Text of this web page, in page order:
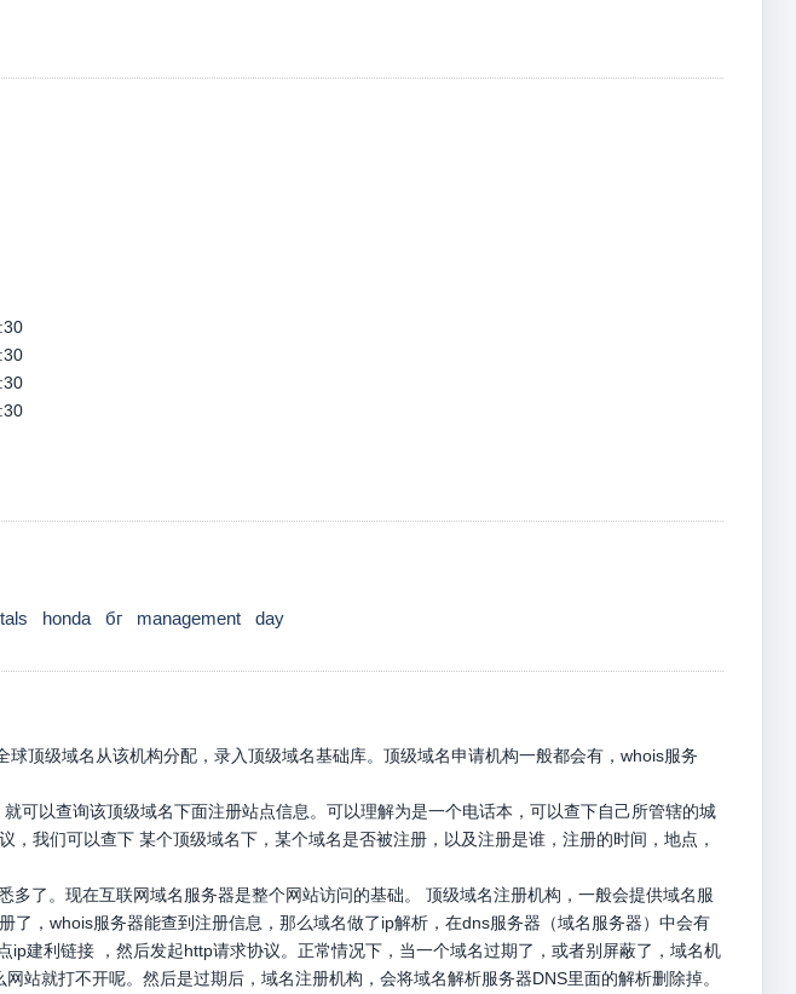
honda бг management day
顶级域名从该机构分配，录入顶级域名基础库。顶级域名申请机构一般都会有，whois服务
可以查询该顶级域名下面注册站点信息。可以理解为是一个电话本，可以查下自己所管辖的城
我们可以查下 某个顶级域名下，某个域名是否被注册，以及注册是谁，注册的时间，地点，
多了。现在互联网域名服务器是整个网站访问的基础。 顶级域名注册机构，一般会提供域名服
了，whois服务器能查到注册信息，那么域名做了ip解析，在dns服务器（域名服务器）中会有
建利链接 ，然后发起http请求协议。正常情况下，当一个域名过期了，或者别屏蔽了，域名机
站就打不开呢。然后是过期后，域名注册机构，会将域名解析服务器DNS里面的解析删除掉。